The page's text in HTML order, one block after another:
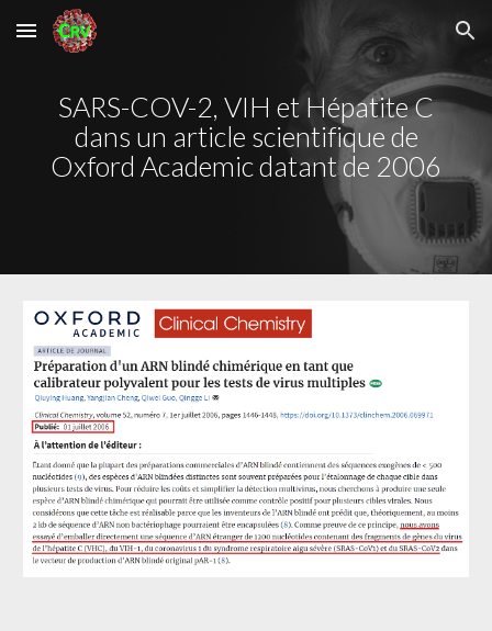
Skip to main content Skip to navigation
SARS-COV-2, VIH et Hépatite C
dans un article scientifique de
Oxford Academic datant de 2006